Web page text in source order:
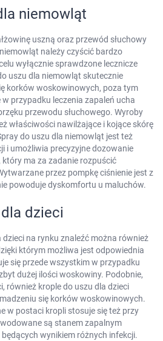
niemowląt
uszną oraz przewód słuchowy
należy czyścić bardzo
wyłącznie sprawdzone lecznicze
uszu dla niemowląt skutecznie
korków woskowinowych, poza tym
przypadku leczenia zapaleń ucha
przewodu słuchowego. Wyroby
właściwości nawilżające i kojące skórę
do uszu dla niemowląt jest też
i umożliwia precyzyjne dozowanie
ma za zadanie rozpuścić
przez pompkę ciśnienie jest z
powoduje dyskomfortu u maluchów.
dzieci
na rynku znaleźć można również
którym możliwa jest odpowiednia
się przede wszystkim w przypadku
dużej ilości woskowiny. Podobnie,
również krople do uszu dla dzieci
się korków woskowinowych.
w postaci kropli stosuje się też przy
są stanem zapalnym
wynikiem różnych infekcji.